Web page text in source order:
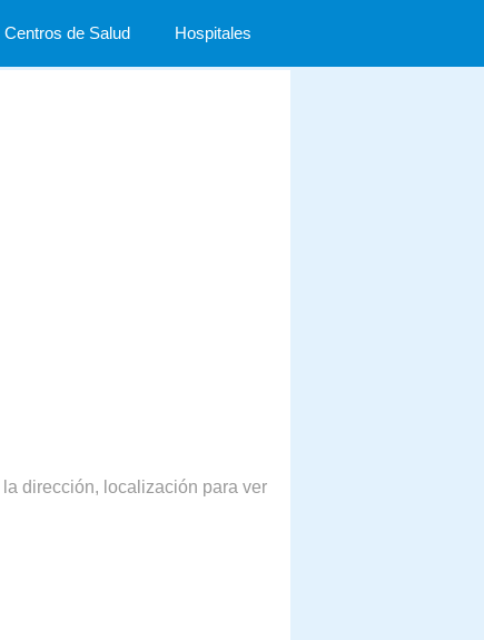
Centros de Salud Hospitales
dirección, localización para ver